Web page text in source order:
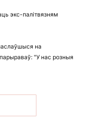
экс-палітвязням
на
"У нас розныя